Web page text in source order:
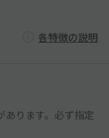
各特徴の説明
ります。必ず指定